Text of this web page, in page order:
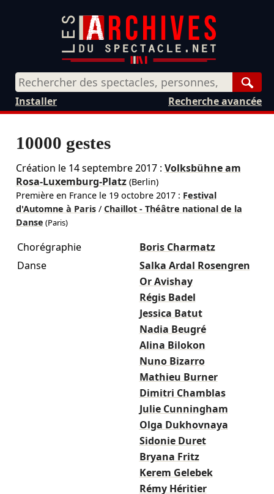
Recherche avancée
Installer
10000 gestes
Création le 14 septembre 2017: Volksbühne am
Rosa-Luxemburg-Platz(Berlin)
Première en France le 19 octobre 2017: Festival
d'Automne à Paris/ Chaillot - Théâtre national de la
Danse (Paris)
Chorégraphie
Boris Charmatz
Danse
Salka Ardal Rosengren
Or Avishay
Régis Badel
Jessica Batut
Nadia Beugré
Alina Bilokon
Nuno Bizarro
Mathieu Burner
Dimitri Chamblas
Julie Cunningham
Olga Dukhovnaya
Sidonie Duret
Bryana Fritz
Kerem Gelebek
Rémy Héritier